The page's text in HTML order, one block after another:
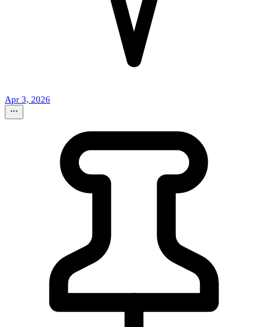
Apr 3, 2026